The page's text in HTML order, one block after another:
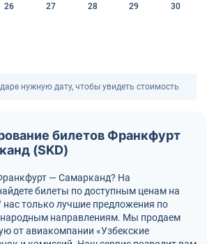
26 27 28 29 30
нужную дату, чтобы увидеть стоимость
билетов Франкфурт
(SKD)
— Самарканд? На
билеты по доступным ценам на
нас только лучшие предложения по
направлениям. Мы продаем
от авиакомпании «Узбекские